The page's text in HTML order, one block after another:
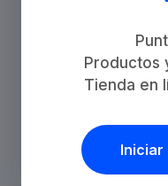
Productos
Tienda en
Iniciar